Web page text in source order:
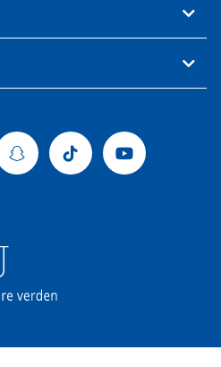
SnapchatTiktok Youtube